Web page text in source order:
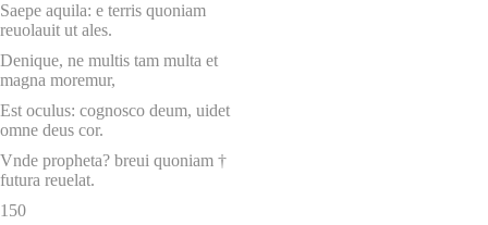
Saepe aquila: e terris quoniam
reuolauit ut ales.
Denique, ne multis tam multa et
magna moremur,
Est oculus: cognosco deum, uidet
omne deus cor.
Vnde propheta? breui quoniam †
futura reuelat.
150